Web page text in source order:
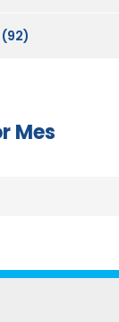
(92)
Mes